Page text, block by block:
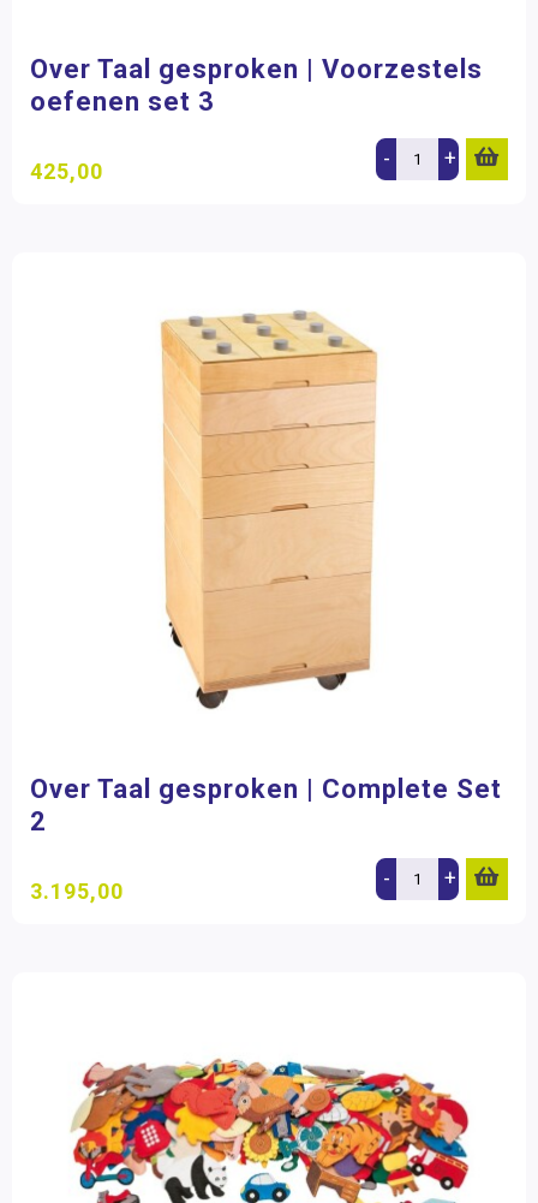
Over Taal gesproken | Voorzestels
oefenen set 3
425,00 - +
Over Taal gesproken | Complete Set
2
3.195,00 - +